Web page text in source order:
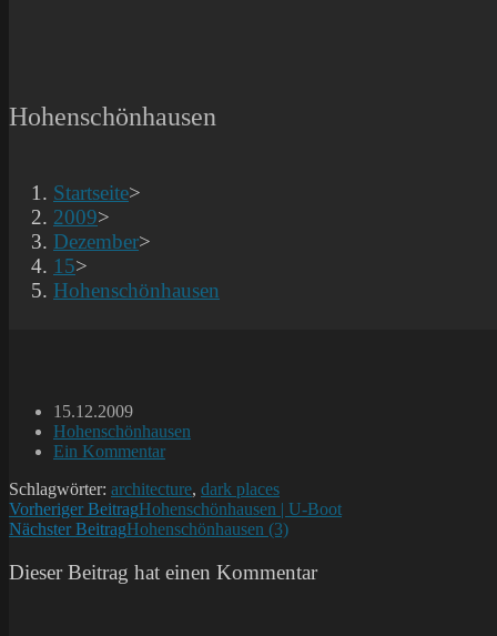
Hohenschönhausen
Startseite>
2009>
Dezember>
15>
Hohenschönhausen
Beitrag
veröffentlicht:
15.12.2009
Beitrags-
Kategorie:
Hohenschönhausen
Beitrags-
Ein Kommentar
Schlagwörter: architecture, dark places
Weitere
Artikel
ansehen
Vorheriger BeitragHohenschönhausen | U-Boot
Nächster BeitragHohenschönhausen (3)
Dieser Beitrag hat einen Kommentar